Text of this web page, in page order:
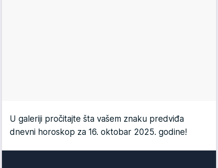
U galeriji pročitajte šta vašem znaku predviđa
dnevni horoskop za 16. oktobar 2025. godine!